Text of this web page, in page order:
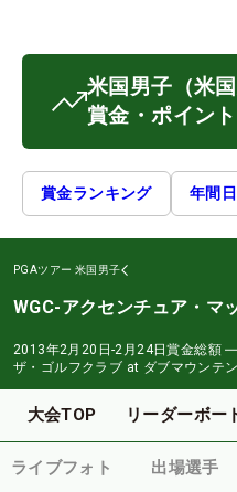
米国男子 （米
賞金・ポイン
賞金ランキング 年間
PGAツアー 米国男子
WGC-アクセンチュア・マ
2013年2月20日-2月24日賞金総額 ―
ザ・ゴルフクラブ at ダブマウンテン
大会TOP リーダーボー
ライブフォト 出場選手